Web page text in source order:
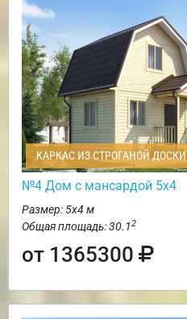
КАРКАС ИЗ СТРОГАНОЙ ДОСКИ
№4 Дом с мансардой 5х4
Размер: 5х4 м
Общая площадь: 30.12
от 1365300